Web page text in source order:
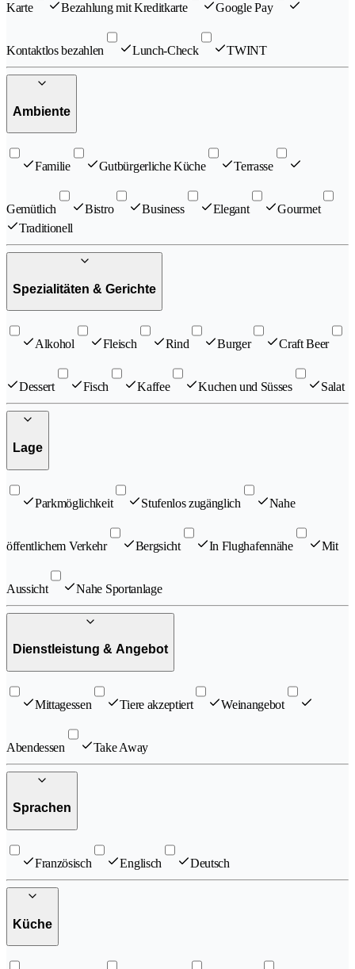
Karte Bezahlung mit Kreditkarte Google Pay
Kontaktlos bezahlen Lunch-Check TWINT
Ambiente
Familie Gutbürgerliche Küche Terrasse
Gemütlich Bistro Business Elegant
Gourmet
Traditionell
Spezialitäten & Gerichte
Alkohol Fleisch Rind Burger Craft Beer
Dessert Fisch Kaffee Kuchen und Süsses Salat
Lage
Parkmöglichkeit Stufenlos zugänglich Nahe
öffentlichem Verkehr Bergsicht In Flughafennähe Mit
Aussicht Nahe Sportanlage
Dienstleistung & Angebot
Mittagessen Tiere akzeptiert Weinangebot
Abendessen Take Away
Sprachen
Französisch Englisch Deutsch
Küche